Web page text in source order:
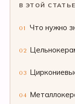
В ЭТОЙ СТАТЬЕ
01 Что нужно
02
03
04